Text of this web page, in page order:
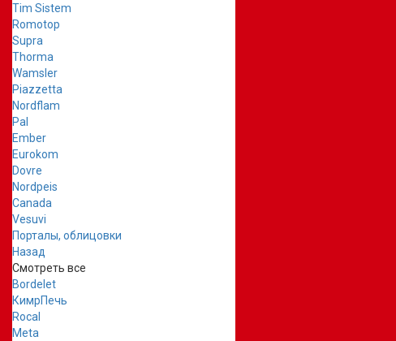
Tim Sistem
Romotop
Supra
Thorma
Wamsler
Piazzetta
Nordflam
Pal
Ember
Eurokom
Dovre
Nordpeis
Canada
Vesuvi
Порталы, облицовки
Назад
Смотреть все
Bordelet
КимрПечь
Rocal
Meta